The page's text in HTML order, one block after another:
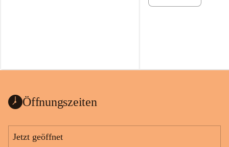
e
Öffnungszeiten
Jetzt geöffnet